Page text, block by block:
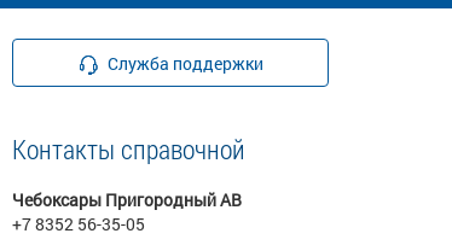
Служба поддержки
Контакты справочной
Чебоксары Пригородный АВ
+7 8352 56-35-05